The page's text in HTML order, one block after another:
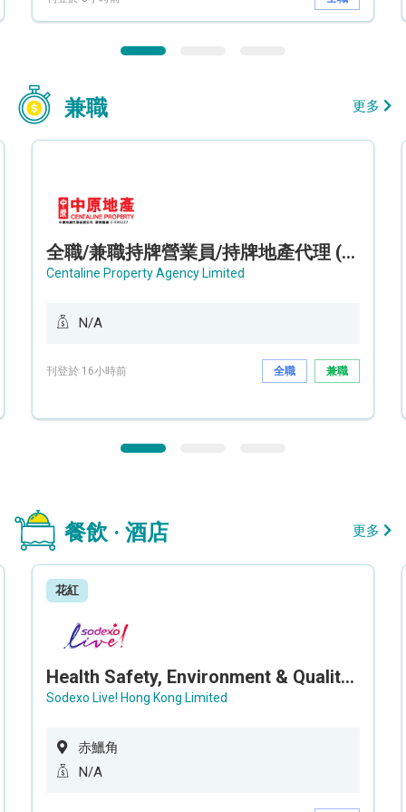
兼職 更多
全職/兼職持牌營業員/持牌地產代理 (長沙灣/將軍澳/油塘)
Centaline Property Agency Limited
N/A
刊登於 16小時前 全職 兼職
餐飲 · 酒店 更多
花紅
Health Safety, Environment & Quality Assurance Officer (Maternity cover – 5 months contract)
Sodexo Live! Hong Kong Limited
赤鱲角
N/A